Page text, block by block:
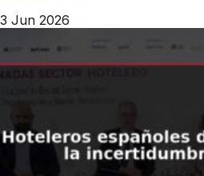
3 Jun 2026